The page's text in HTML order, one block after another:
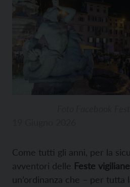
Come tutti gli anni, per la
avventori delle Feste vigiliane
un’ordinanza che – per tutta